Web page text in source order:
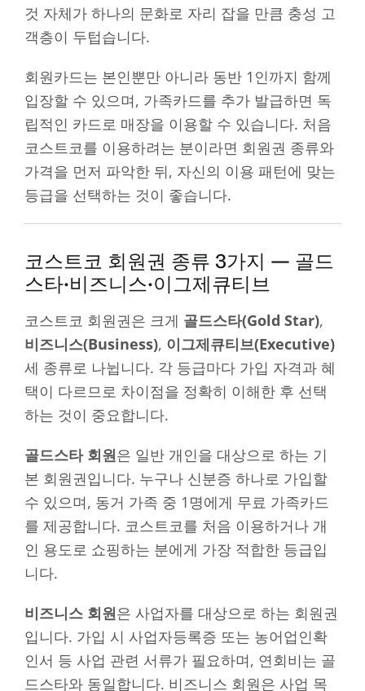
것 자체가 하나의 문화로 자리 잡을 만큼 충성 고
객층이 두텁습니다.
회원카드는 본인뿐만 아니라 동반 1인까지 함께
입장할 수 있으며, 가족카드를 추가 발급하면 독
립적인 카드로 매장을 이용할 수 있습니다. 처음
코스트코를 이용하려는 분이라면 회원권 종류와
가격을 먼저 파악한 뒤, 자신의 이용 패턴에 맞는
등급을 선택하는 것이 좋습니다.
코스트코 회원권 종류 3가지 — 골드
스타·비즈니스·이그제큐티브
코스트코 회원권은 크게 골드스타(Gold Star),
비즈니스(Business), 이그제큐티브(Executive)
세 종류로 나뉩니다. 각 등급마다 가입 자격과 혜
택이 다르므로 차이점을 정확히 이해한 후 선택
하는 것이 중요합니다.
골드스타 회원은 일반 개인을 대상으로 하는 기
본 회원권입니다. 누구나 신분증 하나로 가입할
수 있으며, 동거 가족 중 1명에게 무료 가족카드
를 제공합니다. 코스트코를 처음 이용하거나 개
인 용도로 쇼핑하는 분에게 가장 적합한 등급입
니다.
비즈니스 회원은 사업자를 대상으로 하는 회원권
입니다. 가입 시 사업자등록증 또는 농어업인확
인서 등 사업 관련 서류가 필요하며, 연회비는 골
드스타와 동일합니다. 비즈니스 회원은 사업 목